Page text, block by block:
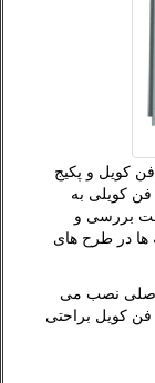
فن کویل و پکیج
کویلی به
بررسی و
ها در طرح های
اصلی نصب می
کویل براحتی